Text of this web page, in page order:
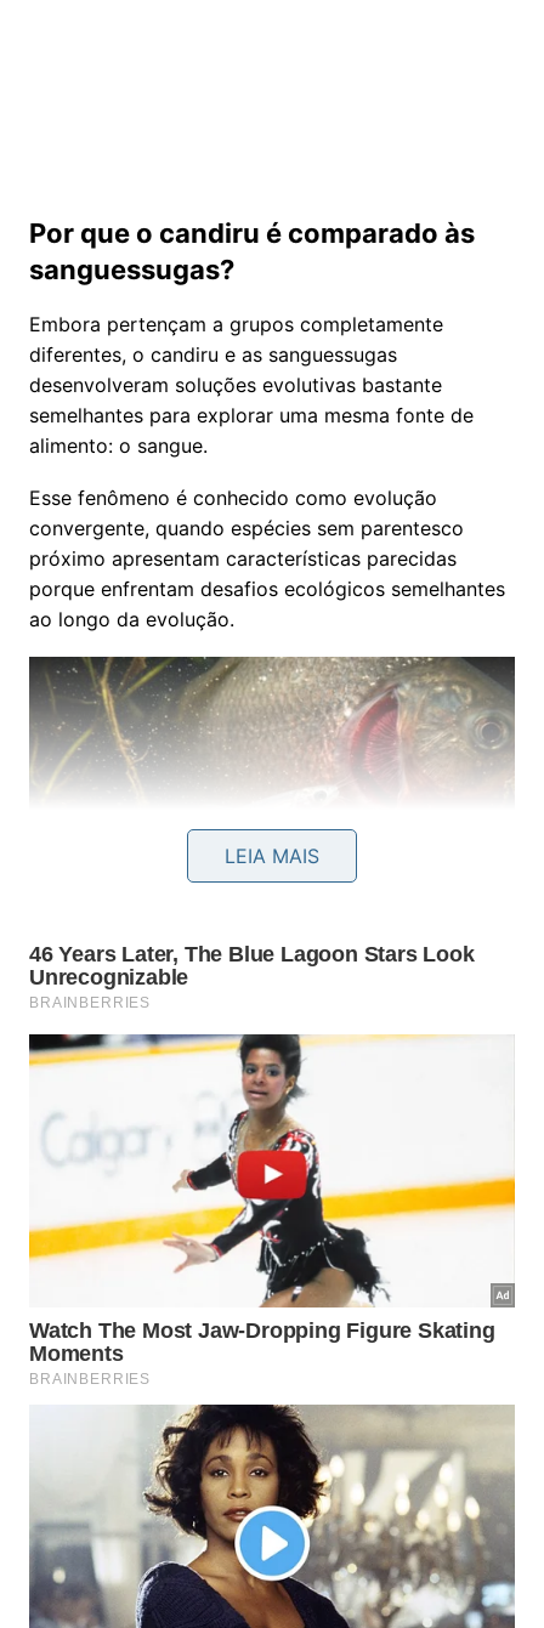
Por que o candiru é comparado às
sanguessugas?
Embora pertençam a grupos completamente
diferentes, o candiru e as sanguessugas
desenvolveram soluções evolutivas bastante
semelhantes para explorar uma mesma fonte de
alimento: o sangue.
Esse fenômeno é conhecido como evolução
convergente, quando espécies sem parentesco
próximo apresentam características parecidas
porque enfrentam desafios ecológicos semelhantes
ao longo da evolução.
Vampiro das águas é o apelido dado ao candiru, um
pequeno peixe amazônico que desenvolveu mecanismos
biológicos extremamente especializados para se alimentar
de sangue, tornando-se um dos parasitas mais curiosos da
natureza -Imagem gerada por IA
Quais adaptações fazem do candiru
um especialista em hematofagia?
A evolução transformou esse pequeno peixe em um
dos exemplos mais eficientes dehematofagiaentre
os vertebrados aquáticos. Diversas adaptações
trabalham em conjunto para garantir seu sucesso.
LEIA MAIS